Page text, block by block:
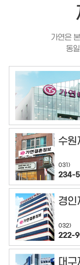
가연은
동
수원
031)
234-
경인
032)
222-
대구